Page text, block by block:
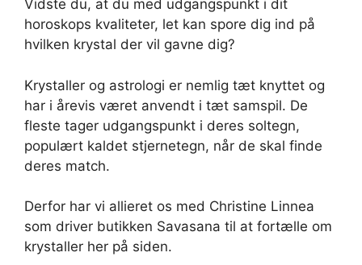
Vidste du, at du med udgangspunkt i dit
horoskops kvaliteter, let kan spore dig ind på
hvilken krystal der vil gavne dig?
Krystaller og astrologi er nemlig tæt knyttet og
har i årevis været anvendt i tæt samspil. De
fleste tager udgangspunkt i deres soltegn,
populært kaldet stjernetegn, når de skal finde
deres match.
Derfor har vi allieret os med Christine Linnea
som driver butikken Savasana til at fortælle om
krystaller her på siden.